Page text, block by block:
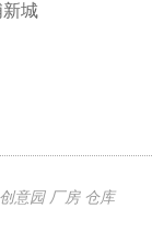
城
意园 厂房 仓库